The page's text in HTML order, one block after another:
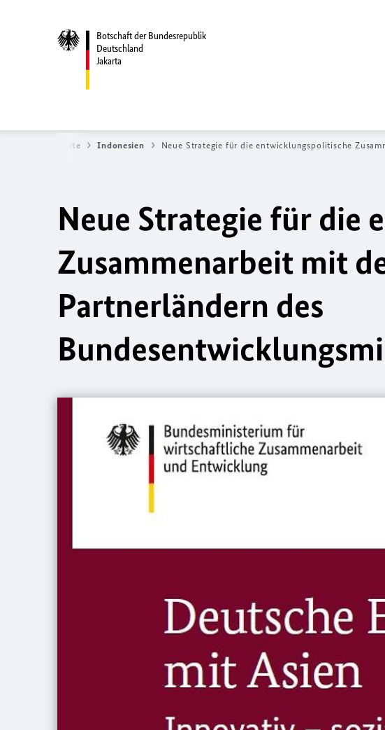
Botschaft der Bundesrepublik
Deutschland
Jakarta
Startseite Indonesien Neue Strategie für die entwicklungspolitische
Neue Strategie für die
Zusammenarbeit mit
Partnerländern des